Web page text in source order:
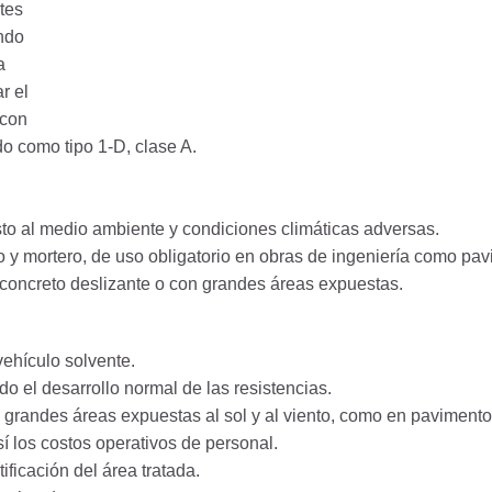
el
como tipo 1-D, clase A.
al medio ambiente y condiciones climáticas adversas.
mortero, de uso obligatorio en obras de ingeniería como
deslizante o con grandes áreas expuestas.
solvente.
el desarrollo normal de las resistencias.
áreas expuestas al sol y al viento, como en
los costos operativos de personal.
del área tratada.